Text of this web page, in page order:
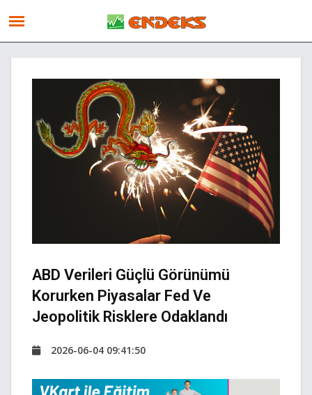
ABD Verileri Güçlü Görünümü
Korurken Piyasalar Fed Ve
Jeopolitik Risklere Odaklandı
2026-06-04 09:41:50